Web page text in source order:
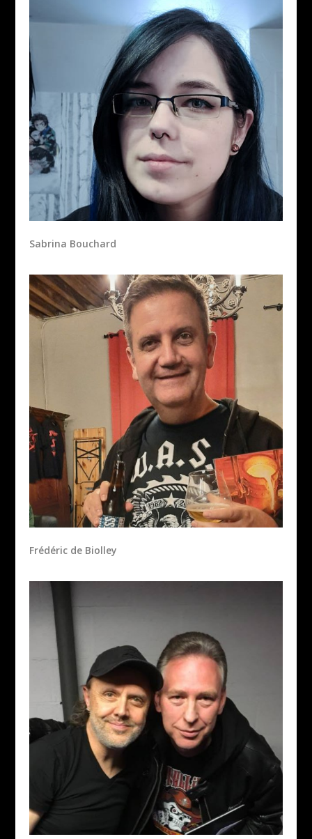
Sabrina Bouchard
Frédéric de Biolley